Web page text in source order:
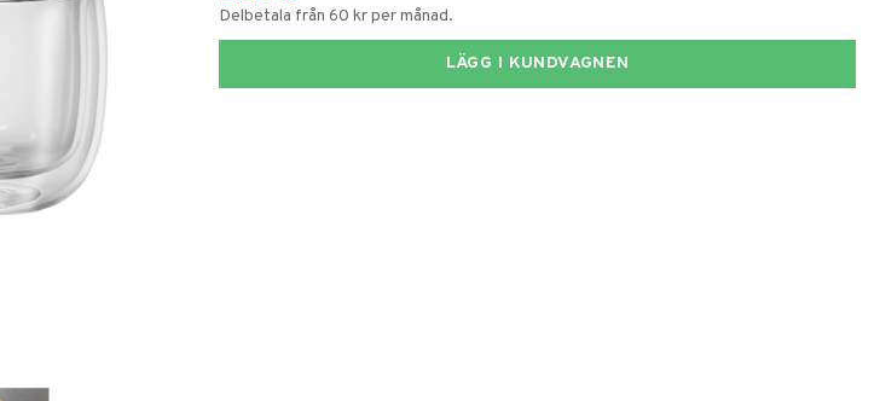
Delbetala från 60 kr per månad.
LÄGG I KUNDVAGNEN